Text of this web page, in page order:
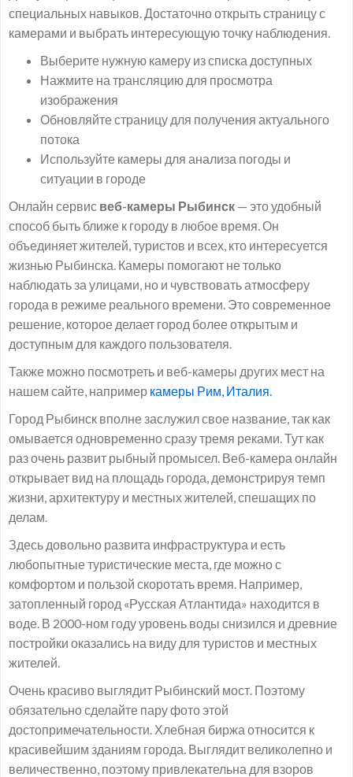
специальных навыков. Достаточно открыть страницу с
камерами и выбрать интересующую точку наблюдения.
Выберите нужную камеру из списка доступных
Нажмите на трансляцию для просмотра
изображения
Обновляйте страницу для получения актуального
потока
Используйте камеры для анализа погоды и
ситуации в городе
Онлайн сервис веб-камеры Рыбинск — это удобный
способ быть ближе к городу в любое время. Он
объединяет жителей, туристов и всех, кто интересуется
жизнью Рыбинска. Камеры помогают не только
наблюдать за улицами, но и чувствовать атмосферу
города в режиме реального времени. Это современное
решение, которое делает город более открытым и
доступным для каждого пользователя.
Также можно посмотреть и веб-камеры других мест на
нашем сайте, например камеры Рим, Италия.
Город Рыбинск вполне заслужил свое название, так как
омывается одновременно сразу тремя реками. Тут как
раз очень развит рыбный промысел. Веб-камера онлайн
открывает вид на площадь города, демонстрируя темп
жизни, архитектуру и местных жителей, спешащих по
делам.
Здесь довольно развита инфраструктура и есть
любопытные туристические места, где можно с
комфортом и пользой скоротать время. Например,
затопленный город «Русская Атлантида» находится в
воде. В 2000-ном году уровень воды снизился и древние
постройки оказались на виду для туристов и местных
жителей.
Очень красиво выглядит Рыбинский мост. Поэтому
обязательно сделайте пару фото этой
достопримечательности. Хлебная биржа относится к
красивейшим зданиям города. Выглядит великолепно и
величественно, поэтому привлекательна для взоров